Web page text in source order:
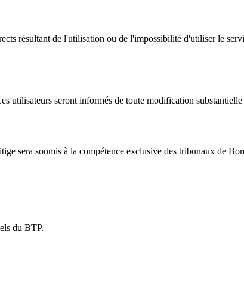
résultant de l'utilisation ou de l'impossibilité d'utiliser le
utilisateurs seront informés de toute modification
sera soumis à la compétence exclusive des tribunaux de
du BTP.